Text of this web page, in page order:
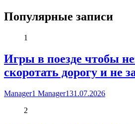
Популярные записи
1
Игры в поезде чтобы
скоротать дорогу и не
Manager1 Manager131.07.2026
2